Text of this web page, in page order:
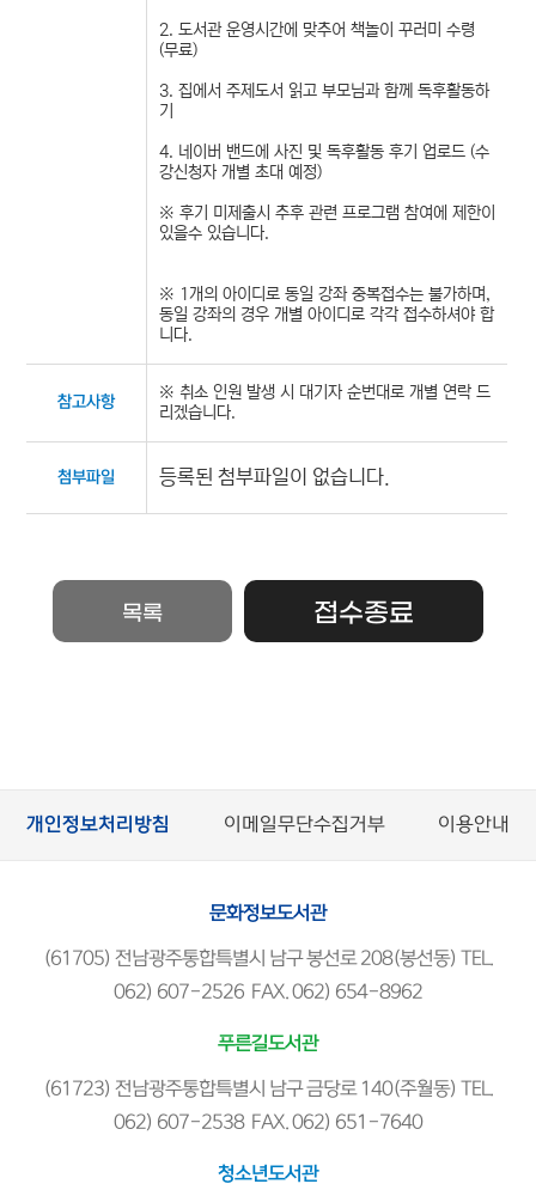
2. 도서관 운영시간에 맞추어 책놀이 꾸러미 수령
(무료)
3. ​집에서 주제도서 읽고 부모님과 함께 독후활동하
기
4. 네이버 밴드에 사진 및 독후활동 후기 업로드 (수
강신청자 개별 초대 예정)
※ 후기 미제출시 추후 관련 프로그램 참여에 제한이
있을수 있습니다.
※ 1개의 아이디로 동일 강좌 중복접수는 불가하며,
동일 강좌의 경우 개별 아이디로 각각 접수하셔야 합
니다.
참고사항
※ 취소 인원 발생 시 대기자 순번대로 개별 연락 드
리겠습니다.
첨부파일 등록된 첨부파일이 없습니다.
목록 접수종료
개인정보처리방침 이메일무단수집거부 이용안내
문화정보도서관
(61705) 전남광주통합특별시 남구 봉선로 208(봉선동) TEL.
062) 607-2526 FAX. 062) 654-8962
푸른길도서관
(61723) 전남광주통합특별시 남구 금당로 140(주월동) TEL.
062) 607-2538 FAX. 062) 651-7640
청소년도서관